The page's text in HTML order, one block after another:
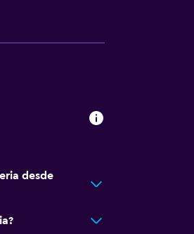
desde